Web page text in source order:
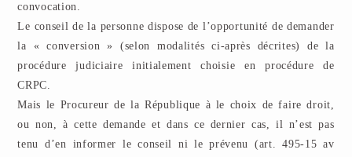
convocation.
Le conseil de la personne dispose de l’opportunité de demander
la « conversion » (selon modalités ci-après décrites) de la
procédure judiciaire initialement choisie en procédure de
CRPC.
Mais le Procureur de la République à le choix de faire droit,
ou non, à cette demande et dans ce dernier cas, il n’est pas
tenu d’en informer le conseil ni le prévenu (art. 495-15 av